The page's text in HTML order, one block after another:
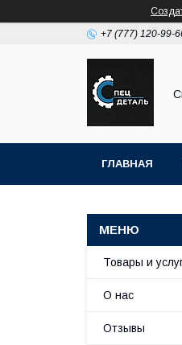
+7 (777) 120-99-
ГЛАВНАЯ
Товары и
О нас
Отзывы